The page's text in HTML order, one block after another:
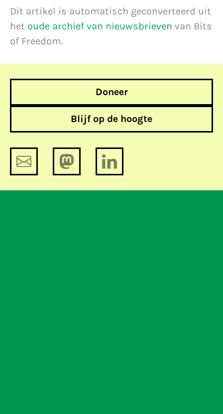
Dit artikel is automatisch geconverteerd uit
het oude archief van nieuwsbrieven van Bits
of Freedom.
Doneer
Blijf op de hoogte